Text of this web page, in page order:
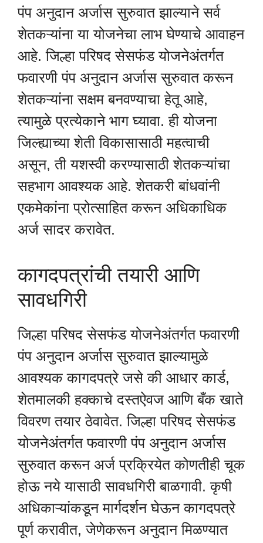
पंप अनुदान अर्जास सुरुवात झाल्याने सर्व
शेतकऱ्यांना या योजनेचा लाभ घेण्याचे आवाहन
आहे. जिल्हा परिषद सेसफंड योजनेअंतर्गत
फवारणी पंप अनुदान अर्जास सुरुवात करून
शेतकऱ्यांना सक्षम बनवण्याचा हेतू आहे,
त्यामुळे प्रत्येकाने भाग घ्यावा. ही योजना
जिल्ह्याच्या शेती विकासासाठी महत्वाची
असून, ती यशस्वी करण्यासाठी शेतकऱ्यांचा
सहभाग आवश्यक आहे. शेतकरी बांधवांनी
एकमेकांना प्रोत्साहित करून अधिकाधिक
अर्ज सादर करावेत.
कागदपत्रांची तयारी आणि
सावधगिरी
जिल्हा परिषद सेसफंड योजनेअंतर्गत फवारणी
पंप अनुदान अर्जास सुरुवात झाल्यामुळे
आवश्यक कागदपत्रे जसे की आधार कार्ड,
शेतमालकी हक्काचे दस्तऐवज आणि बँक खाते
विवरण तयार ठेवावेत. जिल्हा परिषद सेसफंड
योजनेअंतर्गत फवारणी पंप अनुदान अर्जास
सुरुवात करून अर्ज प्रक्रियेत कोणतीही चूक
होऊ नये यासाठी सावधगिरी बाळगावी. कृषी
अधिकाऱ्यांकडून मार्गदर्शन घेऊन कागदपत्रे
पूर्ण करावीत, जेणेकरून अनुदान मिळण्यात